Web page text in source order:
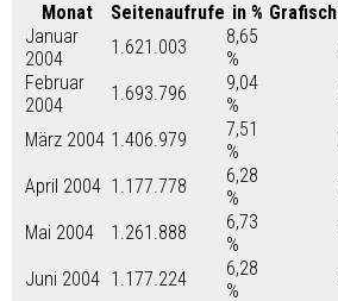
Monat Seitenaufrufe in % Grafisch
Januar
2004
1.621.003
8,65
%
Februar
2004
1.693.796
9,04
%
März 2004 1.406.979
7,51
%
April 2004 1.177.778
6,28
%
Mai 2004
1.261.888
6,73
%
Juni 2004 1.177.224
6,28
%